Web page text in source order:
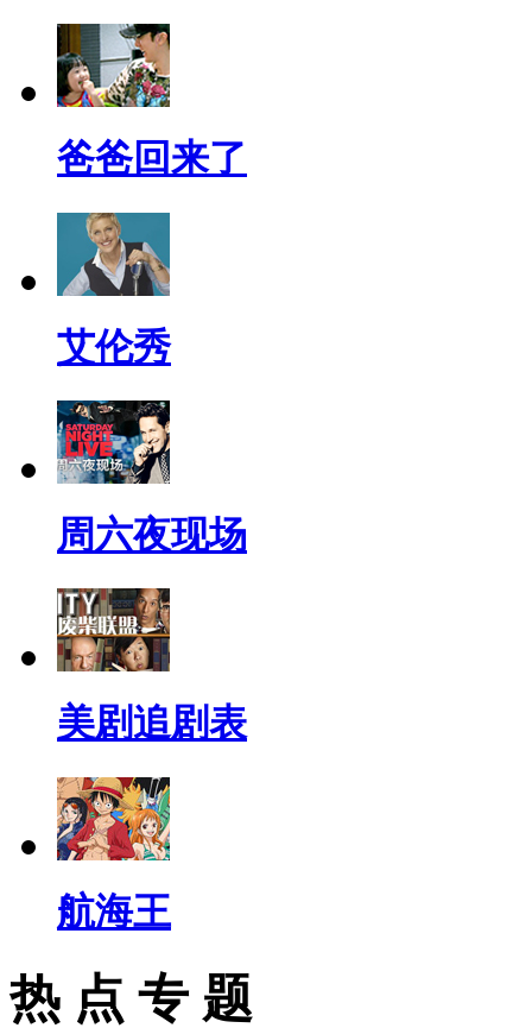
爸爸回来了
艾伦秀
周六夜现场
美剧追剧表
航海王
热 点 专 题